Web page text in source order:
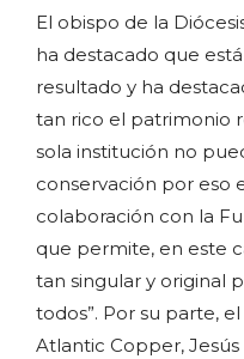
El obispo de la
ha destacado que
resultado y ha
tan rico el patrimonio
sola institución no
conservación por eso
colaboración con la
que permite, en este
tan singular y original
todos”. Por su parte,
Atlantic Copper,